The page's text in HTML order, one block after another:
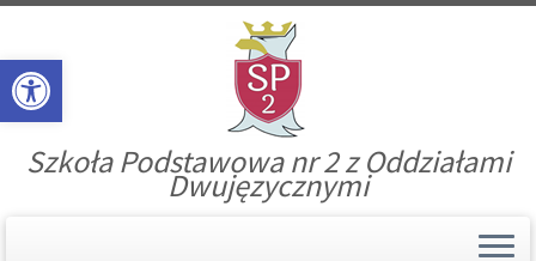
Open toolbar
Szkoła Podstawowa nr 2 z Oddziałami
Dwujęzycznymi